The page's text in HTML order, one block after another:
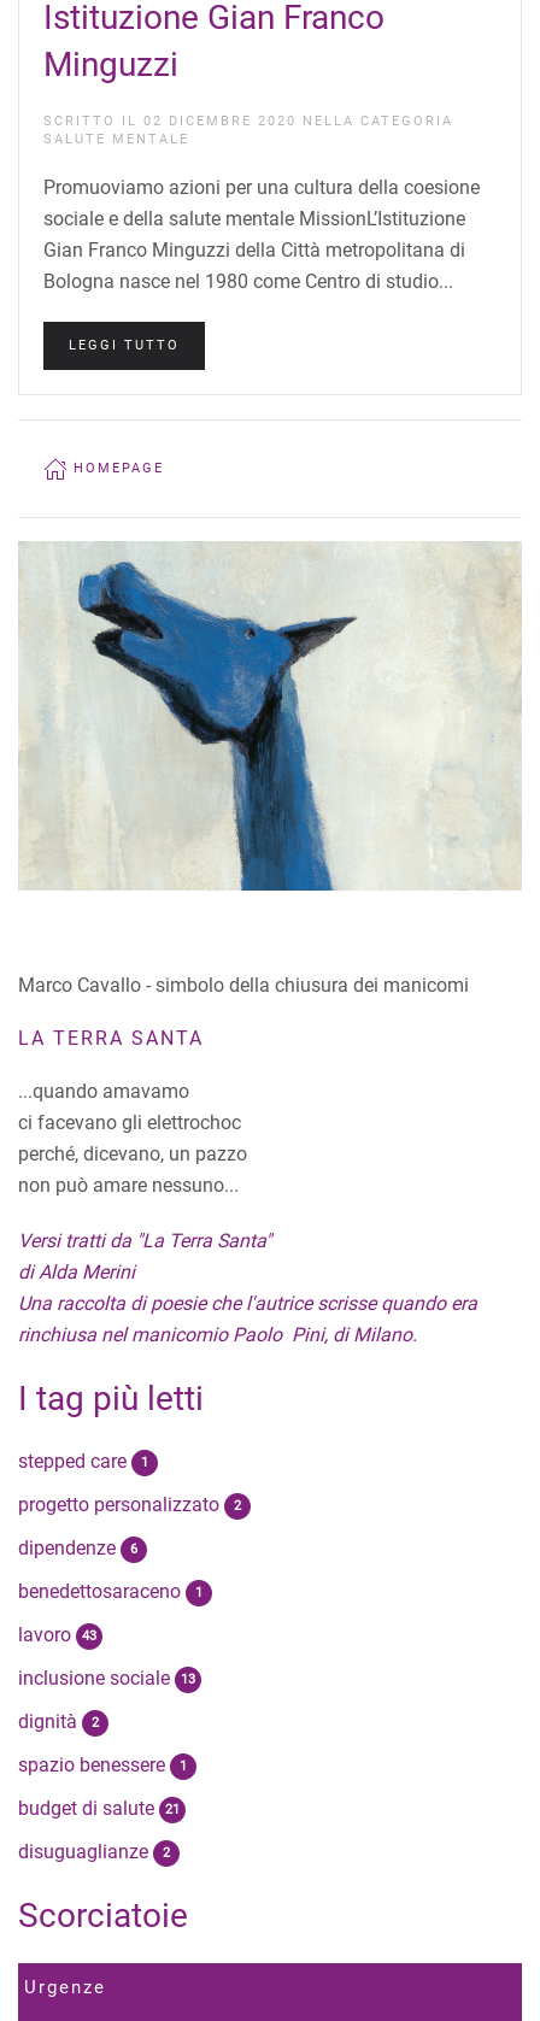
Istituzione Gian Franco
Minguzzi
SCRITTO IL 02 DICEMBRE 2020
NELLA CATEGORIA
SALUTE MENTALE
Promuoviamo azioni per una cultura della coesione
sociale e della salute mentale MissionL’Istituzione
Gian Franco Minguzzi della Città metropolitana di
Bologna nasce nel 1980 come Centro di studio...
LEGGI TUTTO
HOMEPAGE
Marco Cavallo - simbolo della chiusura dei manicomi
LA TERRA SANTA
...quando amavamo
ci facevano gli elettrochoc
perché, dicevano, un pazzo
non può amare nessuno...
Versi tratti da "La Terra Santa"
di Alda Merini
Una raccolta di poesie che l'autrice scrisse quando era
rinchiusa nel manicomio Paolo Pini, di Milano.
I tag più letti
stepped care 1
progetto personalizzato 2
dipendenze 6
benedettosaraceno 1
lavoro 43
inclusione sociale 13
dignità 2
spazio benessere 1
budget di salute 21
disuguaglianze 2
Scorciatoie
Urgenze